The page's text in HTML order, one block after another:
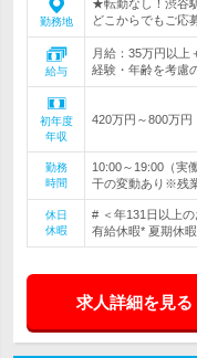
勤務地
★転勤なし！渋谷
どこからでもご応
給与
月給：35万円以
経験・年齢を考慮
初年度
年収
420万円～800万円
勤務
時間
10:00～19:00（実
干の変動あり※残
休日
休暇
# ＜年131日以上
有給休暇* 夏期休
求人詳細を見る